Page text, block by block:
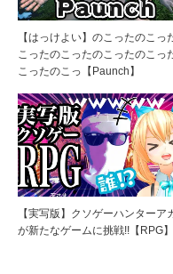
【はっけよい】のこったのこっ
こったのこったのこったのこっ
こったのこっ【Paunch】
【実写版】クソゲーハンターア
が新たなゲームに挑戦!!【RPG】